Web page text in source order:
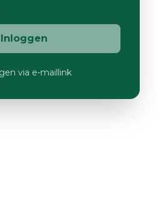
Inloggen
via e-maillink